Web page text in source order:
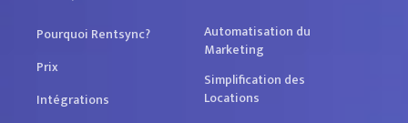
Pourquoi Rentsync?
Prix
Intégrations
Automatisation du
Marketing
Simplification des
Locations